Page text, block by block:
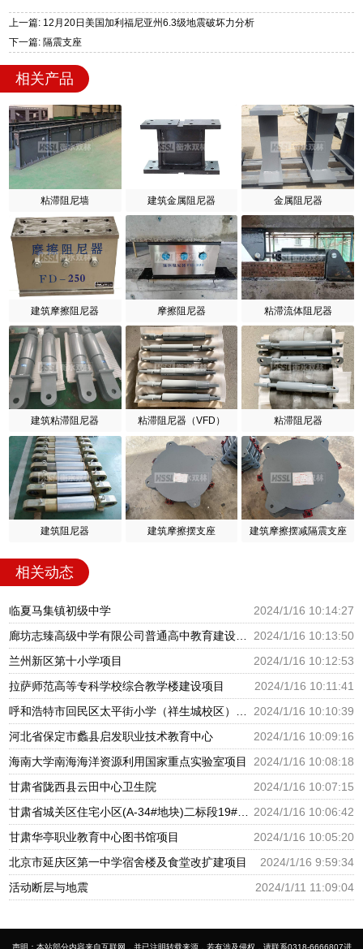
上一篇: 12月20日美国加利福尼亚州6.3级地震破坏力分析
下一篇: 隔震支座
相关产品
粘滞阻尼墙 建筑金属阻尼器 金属阻尼器
建筑摩擦阻尼器 摩擦阻尼器 粘滞流体阻尼器
建筑粘滞阻尼器 粘滞阻尼器（VFD） 粘滞阻尼器
建筑阻尼器 建筑摩擦摆支座 建筑摩擦摆减隔震支座
相关动态
临夏马集镇初级中学
2024/1/16 10:14:27
2024/1/16 10:13:50
兰州新区第十小学项目
2024/1/16 10:12:53
拉萨师范高等专科学校综合教学楼建设项目
2024/1/16 10:11:41
2024/1/16 10:10:39
河北省保定市蠡县启发职业技术教育中心
2024/1/16 10:09:16
海南大学南海海洋资源利用国家重点实验室项目
2024/1/16 10:08:18
甘肃省陇西县云田中心卫生院
2024/1/16 10:07:15
2024/1/16 10:06:42
甘肃华亭职业教育中心图书馆项目
2024/1/16 10:05:20
北京市延庆区第一中学宿舍楼及食堂改扩建项目
2024/1/16 9:59:34
活动断层与地震
2024/1/11 11:09:04
声明：本站部分内容来自互联网，并已注明转载来源，若有涉及侵权，请联系0318-6666807进